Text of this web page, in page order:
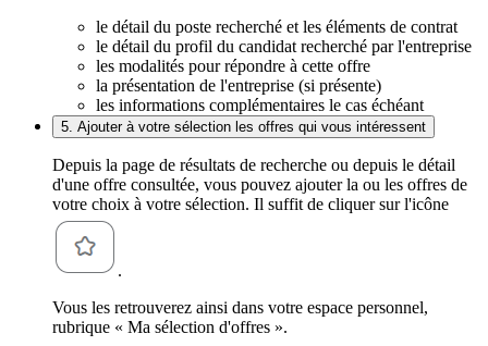
le détail du poste recherché et les éléments de contrat
le détail du profil du candidat recherché par l'entreprise
les modalités pour répondre à cette offre
la présentation de l'entreprise (si présente)
les informations complémentaires le cas échéant
5. Ajouter à votre sélection les offres qui vous intéressent
Depuis la page de résultats de recherche ou depuis le détail
d'une offre consultée, vous pouvez ajouter la ou les offres de
votre choix à votre sélection. Il suffit de cliquer sur l'icône
.
Vous les retrouverez ainsi dans votre espace personnel,
rubrique « Ma sélection d'offres ».